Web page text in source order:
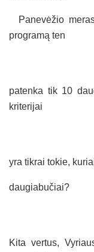
Panevėžio
programą ten
patenka tik 10
kriterijai
yra tikrai tokie,
daugiabučiai?
Kita vertus,